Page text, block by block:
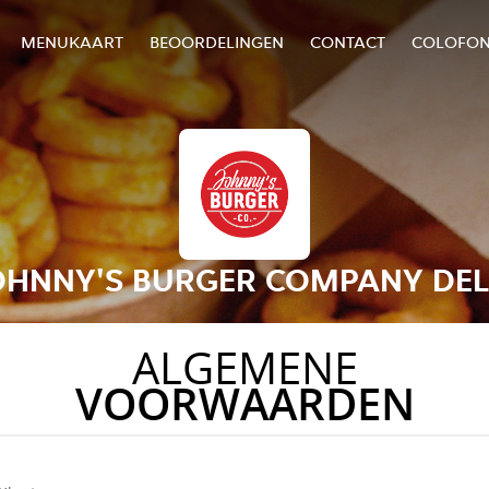
MENUKAART BEOORDELINGEN CONTACT
BURGER COMPANY
ALGEMENE
VOORWAARDEN